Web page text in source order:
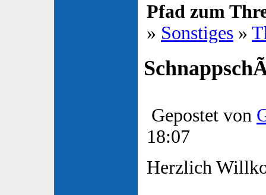
Pfad zum
» Sonstiges »
Gepostet von
18:07
Herzlich